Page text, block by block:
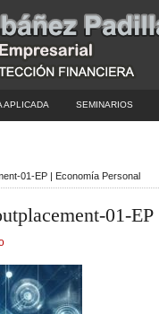
APLICADA SEMINARIOS
01-EP | Economía Personal
01-EP